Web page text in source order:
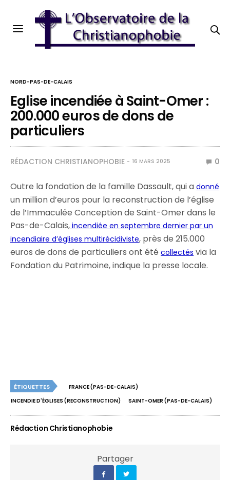
NORD-PAS-DE-CALAIS
Eglise incendiée à Saint-Omer :
200.000 euros de dons de
particuliers
RÉDACTION CHRISTIANOPHOBIE 16 MARS 2025 0
Outre la fondation de la famille Dassault, qui adonné
un million d’euros pour la reconstruction de l’église
de l’Immaculée Conception de Saint-Omer dans le
Pas-de-Calais, incendiée en septembre dernier par un
incendiaire d’églises multirécidiviste, près de 215.000
euros de dons de particuliers ont étécollectés via la
Fondation du Patrimoine, indique la presse locale.
ÉTIQUETTES
FRANCE (PAS-DE-CALAIS)
INCENDIE D'ÉGLISES (RECONSTRUCTION)
SAINT-OMER (PAS-DE-CALAIS)
Rédaction Christianophobie
Partager